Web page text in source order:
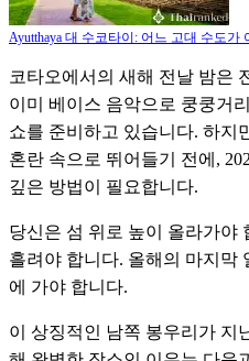
Ayutthaya 대 수코타이: 어느 고대 수도가
코타오에서의 새해 전날 밤은
이미 베이스 음악으로 쿵쿵거
쇼를 준비하고 있습니다. 하지
혼란 속으로 뛰어들기 전에,
깊은 방법이 필요합니다.
당신은 섬 위로 높이 올라가야
흘려야 합니다. 올해의 마지막
에 가야 합니다.
이 상징적인 남쪽 봉우리가 지